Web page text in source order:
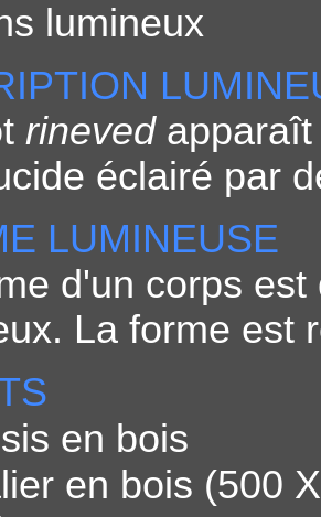
lumineux
rineved
éclairé par
LUMINEUSE
d'un corps
La forme est
en bois
en bois (500